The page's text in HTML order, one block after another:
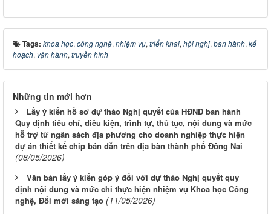
Tags: khoa học, công nghệ, nhiệm vụ, triển khai, hội nghị, ban hành, kế
hoạch, vận hành, truyền hình
Những tin mới hơn
Lấy ý kiến hồ sơ dự thảo Nghị quyết của HĐND ban hành
Quy định tiêu chí, điều kiện, trình tự, thủ tục, nội dung và mức
hỗ trợ từ ngân sách địa phương cho doanh nghiệp thực hiện
dự án thiết kế chip bán dẫn trên địa bàn thành phố Đồng Nai
(08/05/2026)
Văn bản lấy ý kiến góp ý đối với dự thảo Nghị quyết quy
định nội dung và mức chi thực hiện nhiệm vụ Khoa học Công
nghệ, Đổi mới sáng tạo (11/05/2026)